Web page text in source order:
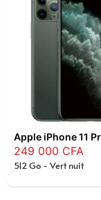
249 000 CFA
512 Go - Vert nuit